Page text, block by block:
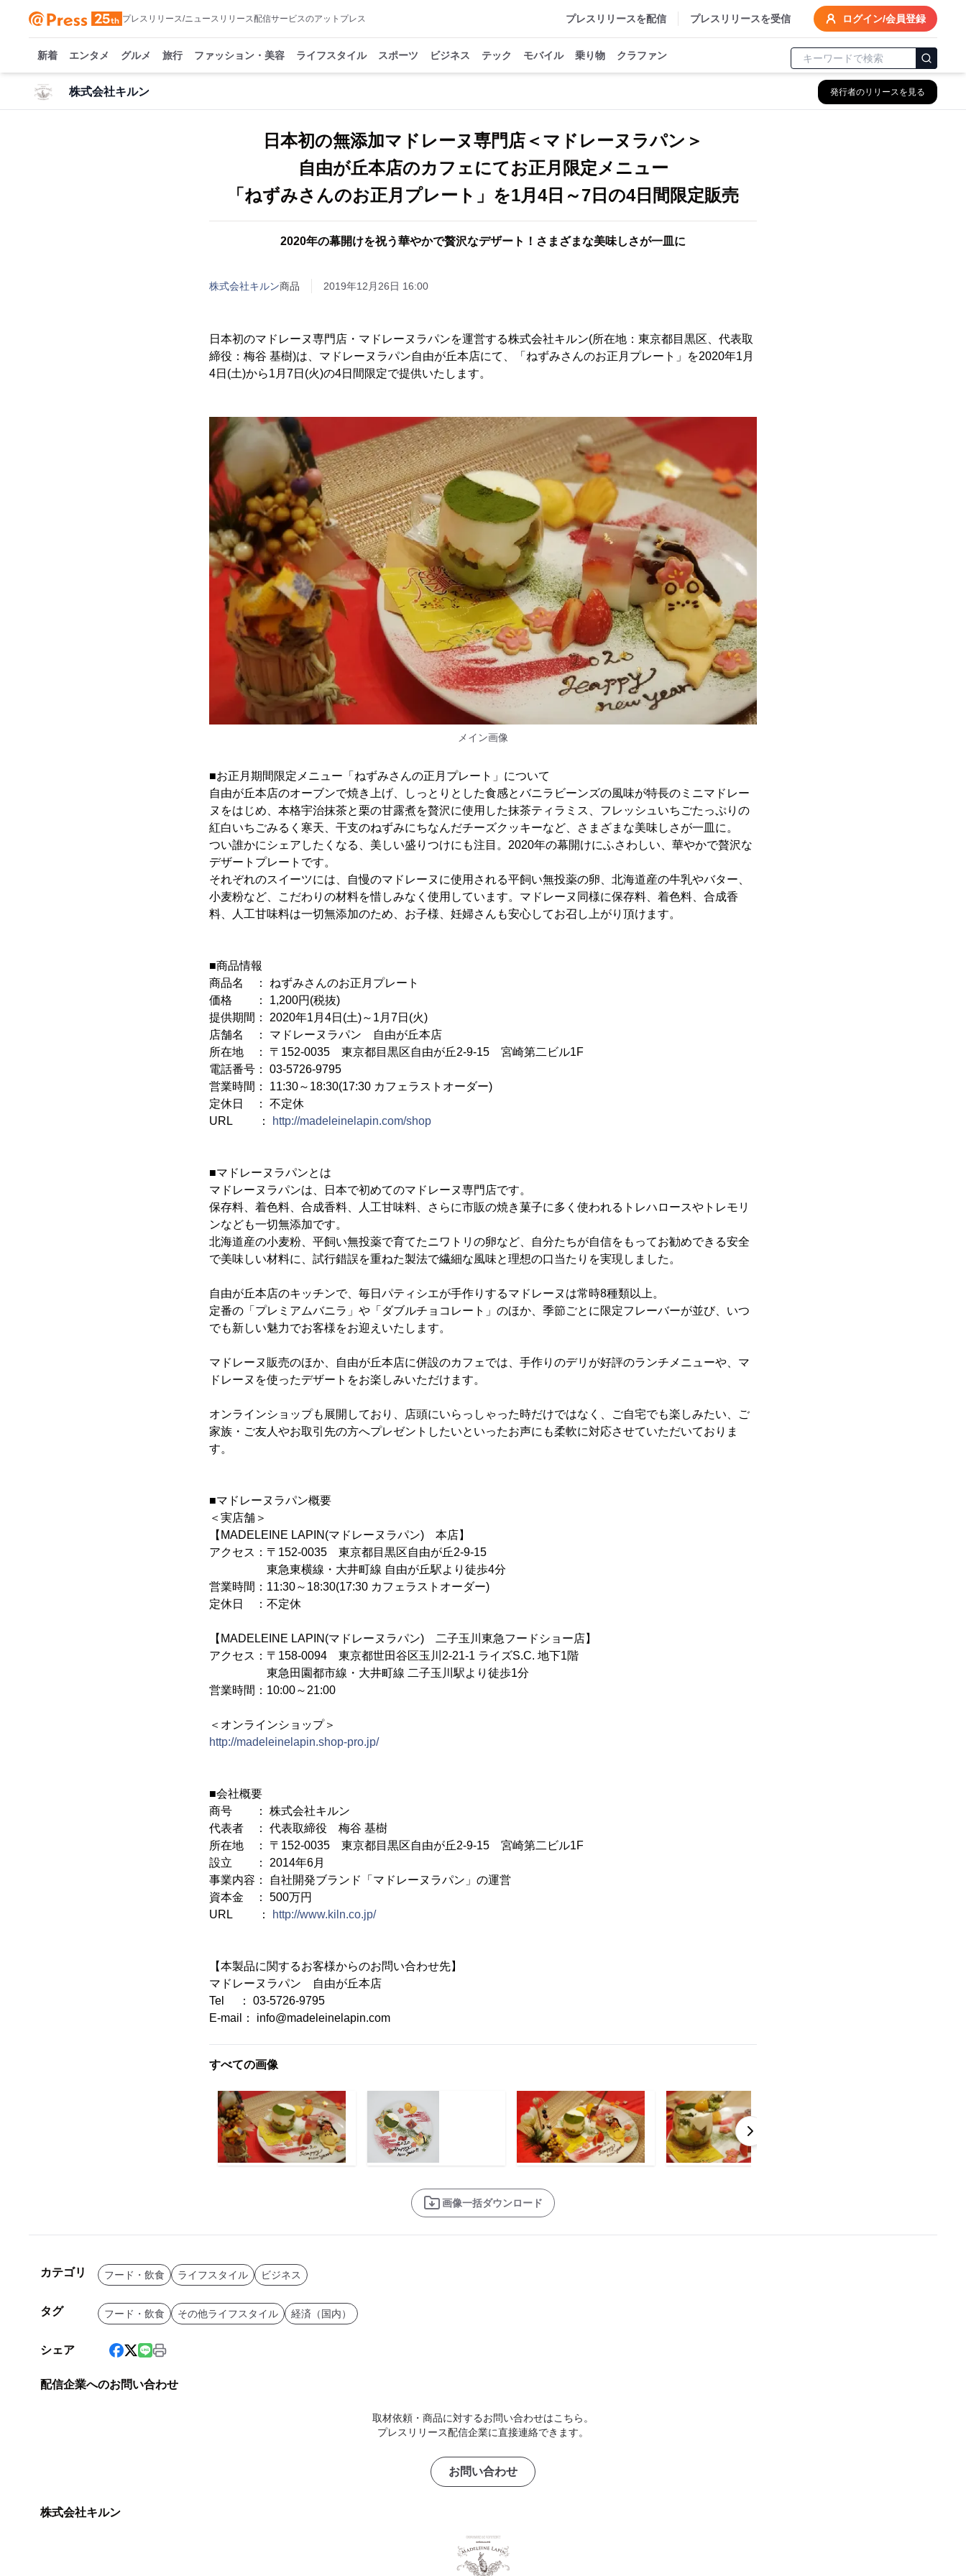
プレスリリース/ニュースリリース配信サービスのアットプレス プレスリリースを配信 プレスリリースを受信 ログイン/会員登録
新着 エンタメ グルメ 旅行 ファッション・美容 ライフスタイル スポーツ ビジネス テック モバイル 乗り物 クラファン
株式会社キルン 発行者のリリースを見る
日本初の無添加マドレーヌ専門店＜マドレーヌラパン＞
自由が丘本店のカフェにてお正月限定メニュー
「ねずみさんのお正月プレート」を1月4日～7日の4日間限定販売
2020年の幕開けを祝う華やかで贅沢なデザート！さまざまな美味しさが一皿に
株式会社キルン商品 2019年12月26日 16:00
日本初のマドレーヌ専門店・マドレーヌラパンを運営する株式会社キルン(所在地：東京都目黒区、代表取
締役：梅谷 基樹)は、マドレーヌラパン自由が丘本店にて、「ねずみさんのお正月プレート」を2020年1月
4日(土)から1月7日(火)の4日間限定で提供いたします。
メイン画像
■お正月期間限定メニュー「ねずみさんの正月プレート」について
自由が丘本店のオーブンで焼き上げ、しっとりとした食感とバニラビーンズの風味が特長のミニマドレー
ヌをはじめ、本格宇治抹茶と栗の甘露煮を贅沢に使用した抹茶ティラミス、フレッシュいちごたっぷりの
紅白いちごみるく寒天、干支のねずみにちなんだチーズクッキーなど、さまざまな美味しさが一皿に。
つい誰かにシェアしたくなる、美しい盛りつけにも注目。2020年の幕開けにふさわしい、華やかで贅沢な
デザートプレートです。
それぞれのスイーツには、自慢のマドレーヌに使用される平飼い無投薬の卵、北海道産の牛乳やバター、
小麦粉など、こだわりの材料を惜しみなく使用しています。マドレーヌ同様に保存料、着色料、合成香
料、人工甘味料は一切無添加のため、お子様、妊婦さんも安心してお召し上がり頂けます。
■商品情報
商品名 ： ねずみさんのお正月プレート
価格 ： 1,200円(税抜)
提供期間： 2020年1月4日(土)～1月7日(火)
店舗名 ： マドレーヌラパン 自由が丘本店
所在地 ： 〒152-0035 東京都目黒区自由が丘2-9-15 宮崎第二ビル1F
電話番号： 03-5726-9795
営業時間： 11:30～18:30(17:30 カフェラストオーダー)
定休日 ： 不定休
URL ：
http://madeleinelapin.com/shop
■マドレーヌラパンとは
マドレーヌラパンは、日本で初めてのマドレーヌ専門店です。
保存料、着色料、合成香料、人工甘味料、さらに市販の焼き菓子に多く使われるトレハロースやトレモリ
ンなども一切無添加です。
北海道産の小麦粉、平飼い無投薬で育てたニワトリの卵など、自分たちが自信をもってお勧めできる安全
で美味しい材料に、試行錯誤を重ねた製法で繊細な風味と理想の口当たりを実現しました。
自由が丘本店のキッチンで、毎日パティシエが手作りするマドレーヌは常時8種類以上。
定番の「プレミアムバニラ」や「ダブルチョコレート」のほか、季節ごとに限定フレーバーが並び、いつ
でも新しい魅力でお客様をお迎えいたします。
マドレーヌ販売のほか、自由が丘本店に併設のカフェでは、手作りのデリが好評のランチメニューや、マ
ドレーヌを使ったデザートをお楽しみいただけます。
オンラインショップも展開しており、店頭にいらっしゃった時だけではなく、ご自宅でも楽しみたい、ご
家族・ご友人やお取引先の方へプレゼントしたいといったお声にも柔軟に対応させていただいておりま
す。
■マドレーヌラパン概要
＜実店舗＞
【MADELEINE LAPIN(マドレーヌラパン) 本店】
アクセス：〒152-0035 東京都目黒区自由が丘2-9-15
東急東横線・大井町線 自由が丘駅より徒歩4分
営業時間：11:30～18:30(17:30 カフェラストオーダー)
定休日 ：不定休
【MADELEINE LAPIN(マドレーヌラパン) 二子玉川東急フードショー店】
アクセス：〒158-0094 東京都世田谷区玉川2-21-1 ライズS.C. 地下1階
東急田園都市線・大井町線 二子玉川駅より徒歩1分
営業時間：10:00～21:00
＜オンラインショップ＞
http://madeleinelapin.shop-pro.jp/
■会社概要
商号 ： 株式会社キルン
代表者 ： 代表取締役 梅谷 基樹
所在地 ： 〒152-0035 東京都目黒区自由が丘2-9-15 宮崎第二ビル1F
設立 ： 2014年6月
事業内容： 自社開発ブランド「マドレーヌラパン」の運営
資本金 ： 500万円
URL ：
http://www.kiln.co.jp/
【本製品に関するお客様からのお問い合わせ先】
マドレーヌラパン 自由が丘本店
Tel ： 03-5726-9795
E-mail： info@madeleinelapin.com
すべての画像
画像一括ダウンロード
カテゴリ フード・飲食 ライフスタイル ビジネス
タグ フード・飲食 その他ライフスタイル 経済（国内）
シェア
配信企業へのお問い合わせ
取材依頼・商品に対するお問い合わせはこちら。
プレスリリース配信企業に直接連絡できます。
お問い合わせ
株式会社キルン